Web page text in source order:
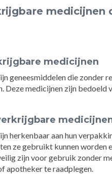
medicijnen
medicijnen
geneesmiddelen die zonder
Deze medicijnen zijn bedoeld
herkenbaar aan hun
ze gebruikt kunnen worden
zijn voor gebruik zonder
apotheker te raadplegen.